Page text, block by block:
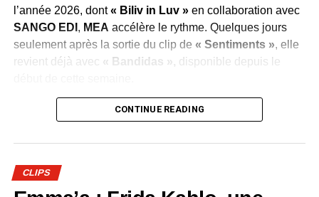
l’année 2026, dont« Biliv in Luv »en collaboration avec
SANGO EDI, MEA accélère le rythme. Quelques jours
seulement après la sortie du clip de « Sentiments », elle
revient déjà avec « Bandidas »,
disponible depuis le
Cette succession de publications illustre la volonté du
musicale, de conquérir de nouveaux auditeurs et de
Une démarche qui reflète également la confiance placée
CONTINUE READING
CLIPS